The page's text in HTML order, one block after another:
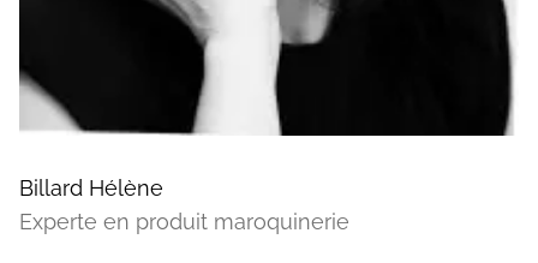
Billard Hélène
Experte en produit maroquinerie